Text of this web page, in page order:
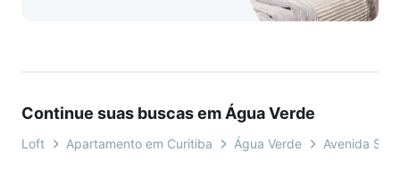
Continue suas buscas em Água Verde
Loft Apartamento em Curitiba Água Verde Avenida